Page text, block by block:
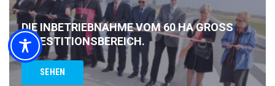
DIE INBETRIEBNAHME VOM 60 HA GROSS
INVESTITIONSBEREICH.
SEHEN